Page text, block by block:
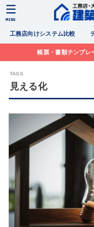
工務店向けシステム比較
MENU
帳票・書類テンプレ
見える化